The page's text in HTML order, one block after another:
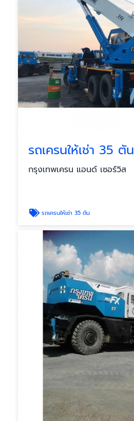
รถเครนให้เช่า 35 ตัน
กรุงเทพเครน แอนด์ เซอร์วิส
รถเครนให้เช่า 35 ตัน